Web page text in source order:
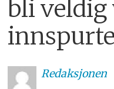
bli
Redaksjonen